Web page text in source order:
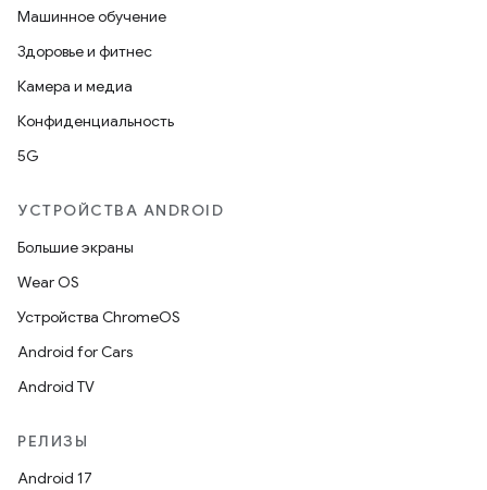
Машинное обучение
Здоровье и фитнес
Камера и медиа
Конфиденциальность
5G
УСТРОЙСТВА ANDROID
Большие экраны
Wear OS
Устройства ChromeOS
Android for Cars
Android TV
РЕЛИЗЫ
Android 17